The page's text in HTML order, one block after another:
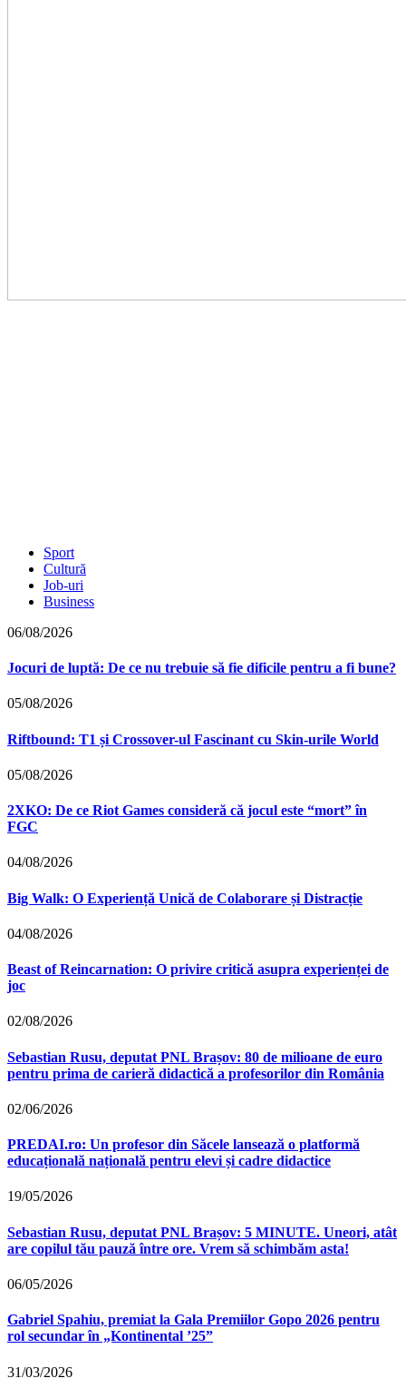
Sport
Cultură
Job-uri
Business
06/08/2026
Jocuri de luptă: De ce nu trebuie să fie dificile pentru a fi bune?
05/08/2026
Riftbound: T1 și Crossover-ul Fascinant cu Skin-urile World
05/08/2026
2XKO: De ce Riot Games consideră că jocul este “mort” în
FGC
04/08/2026
Big Walk: O Experiență Unică de Colaborare și Distracție
04/08/2026
Beast of Reincarnation: O privire critică asupra experienței de
joc
02/08/2026
Sebastian Rusu, deputat PNL Brașov: 80 de milioane de euro
pentru prima de carieră didactică a profesorilor din România
02/06/2026
PREDAI.ro: Un profesor din Săcele lansează o platformă
educațională națională pentru elevi și cadre didactice
19/05/2026
Sebastian Rusu, deputat PNL Brașov: 5 MINUTE. Uneori, atât
are copilul tău pauză între ore. Vrem să schimbăm asta!
06/05/2026
Gabriel Spahiu, premiat la Gala Premiilor Gopo 2026 pentru
rol secundar în „Kontinental ’25”
31/03/2026